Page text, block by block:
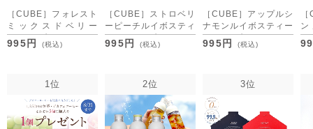
［CUBE］フォレスト
ミックスドベリー
2.0g×20包
995円 (税込)
［CUBE］ストロベリ
ーピーチルイボスティ
ー 2.0g×20包
995円 (税込)
［CUBE］アップルシ
ナモンルイボスティー
2.0g×20包
995円 (税込)
1位 2位 3位